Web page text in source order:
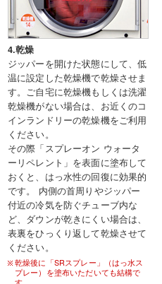
4.乾燥
ジッパーを開けた状態にして、低
温に設定した乾燥機で乾燥させま
す。ご自宅に乾燥機もしくは洗濯
乾燥機がない場合は、お近くのコ
インランドリーの乾燥機をご利用
ください。
その際「スプレーオン ウォータ
ーリペレント」を表面に塗布して
おくと、はっ水性の回復に効果的
です。 内側の首周りやジッパー
付近の冷気を防ぐチューブ内な
ど、ダウンが乾きにくい場合は、
表裏をひっくり返して乾燥させて
ください。
乾燥後に「SRスプレー」（はっ水ス
プレー）を塗布いただいても結構で